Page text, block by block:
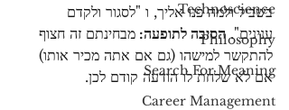
Technoscience
Philosophy
Search For Meaning
Career Management
בשביל ולמה פנו אליך, ו "לסגור ולקדם
ענינים". הסיבה לתופעה: מבחינתם זה חצוף
להתקשר למישהו (גם אם אתה מכיר אותו)
אם לא שלחת לו הודעה קודם לכן.